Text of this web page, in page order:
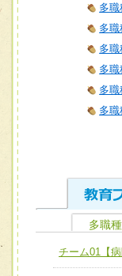
多職
多職
多
多
多
多
ユニッ
全人的
チーム
多職
チーム01【